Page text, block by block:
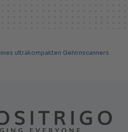
ultrakompakten Gehirnscanners